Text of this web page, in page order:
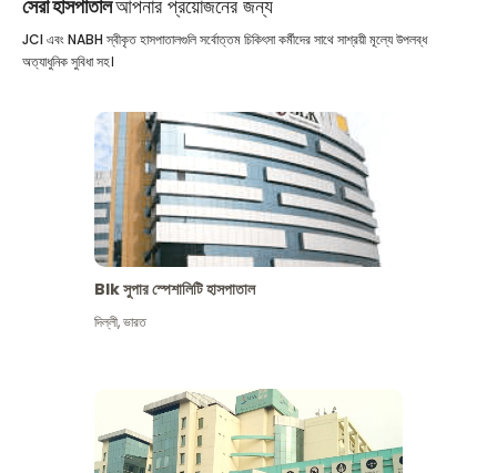
সেরা হাসপাতালআপনার প্রয়োজনের জন্য
JCI এবং NABH স্বীকৃত হাসপাতালগুলি সর্বোত্তম চিকিৎসা কর্মীদের সাথে সাশ্রয়ী মূল্যে উপলব্ধ
অত্যাধুনিক সুবিধা সহ।
Blk সুপার স্পেশালিটি হাসপাতাল
দিল্লী,ভারত